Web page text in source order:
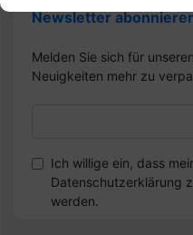
Newsletter
Melden Sie sich für
Neuigkeiten mehr zu
Ich willige ein, dass
Datenschutzerklärung
werden.